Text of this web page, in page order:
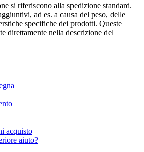
si riferiscono alla spedizione standard.
ad es. a causa del peso, delle
specifiche dei prodotti. Queste
direttamente nella descrizione del
acquisto
aiuto?